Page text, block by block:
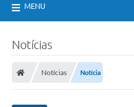
MENU
Notícias
Notícias Notícia